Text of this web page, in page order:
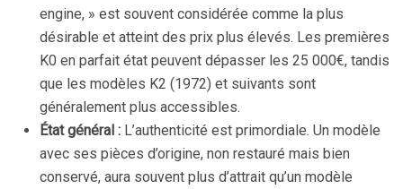
engine, » est souvent considérée comme la plus
désirable et atteint des prix plus élevés. Les premières
K0 en parfait état peuvent dépasser les 25 000€, tandis
que les modèles K2 (1972) et suivants sont
généralement plus accessibles.
État général : L’authenticité est primordiale. Un modèle
avec ses pièces d’origine, non restauré mais bien
conservé, aura souvent plus d’attrait qu’un modèle